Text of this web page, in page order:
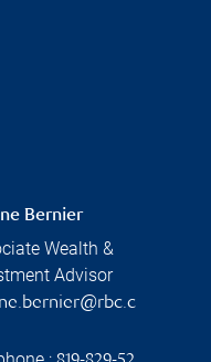
Bernier
Wealth &
Advisor